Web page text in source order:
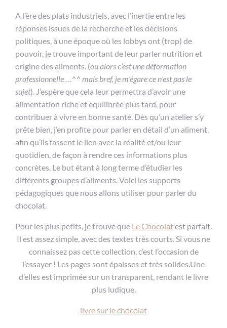
A l’ère des plats industriels, avec l’inertie entre les
réponses issues de la recherche et les décisions
politiques, à une époque où les lobbys ont (trop) de
pouvoir, je trouve important de leur parler nutrition et
origine des aliments. (ou alors c’est une déformation
professionnelle …^^ mais bref, je m’égare ce n’est pas le
sujet). J’espère que cela leur permettra d’avoir une
alimentation riche et équilibrée plus tard, pour
contribuer à vivre en bonne santé. Dès qu’un atelier s’y
prête bien, j’en profite pour parler en détail d’un aliment,
afin qu’ils fassent le lien avec la réalité et/ou leur
quotidien, de façon à rendre ces informations plus
concrètes. Le but étant à long terme d’étudier les
différents groupes d’aliments. Voici les supports
pédagogiques que nous allons utiliser pour parler du
chocolat.
Pour les plus petits, je trouve que Le Chocolatest parfait.
Il est assez simple, avec des textes très courts. Si vous ne
connaissez pas cette collection, c’est l’occasion de
l’essayer ! Les pages sont épaisses et très solides.Une
d’elles est imprimée sur un transparent, rendant le livre
plus ludique.
livre sur le chocolat